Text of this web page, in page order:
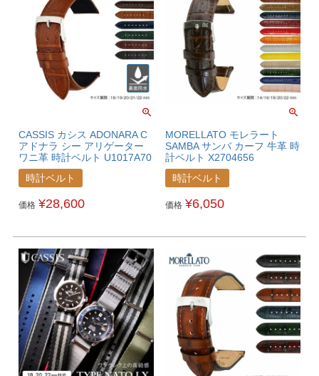
CASSIS カシス ADONARA C
アドナラ シー アリゲーター
ワニ革 時計ベルト U1017A70
時計ベルト
価格 ¥28,600
MORELLATO モレラート
SAMBA サンバ カーフ 牛革 時
計ベルト X2704656
時計ベルト
価格 ¥6,050